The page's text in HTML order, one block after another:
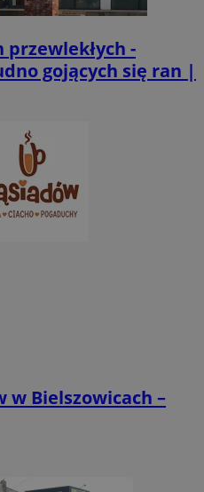
-
gojących się ran |
w Bielszowicach –
Targetowanie
korzystanie z podstawowych
ze strony internetowej.
zabrze.com.pl